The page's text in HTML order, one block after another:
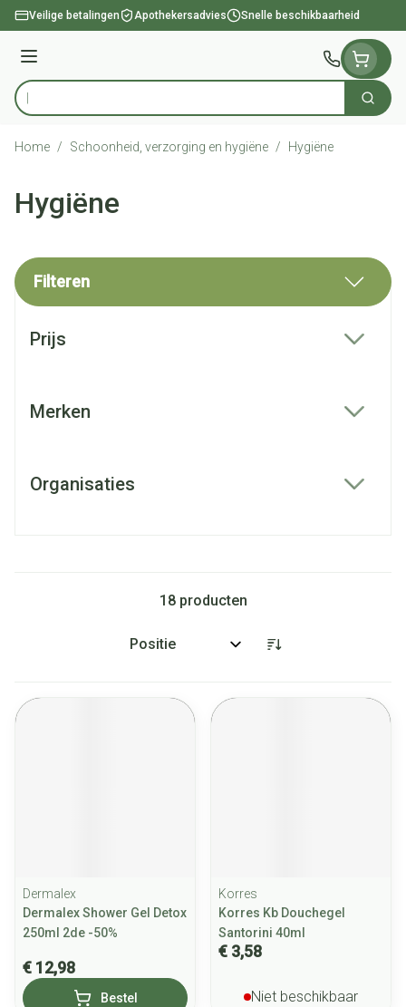
Ga naar de inhoud
Veilige betalingen Apothekersadvies Snelle beschikbaarheid
Menu
Product, merk, categorie... Zoek
Home / Schoonheid, verzorging en hygiëne / Hygiëne
Hygiëne
Filteren
Prijs
Merken
Organisaties
18producten
Sorteer op:
Dermalex
Dermalex Shower Gel Detox
250ml 2de -50%
€ 12,98
Bestel
Korres
Korres Kb Douchegel
Santorini 40ml
€ 3,58
Niet beschikbaar